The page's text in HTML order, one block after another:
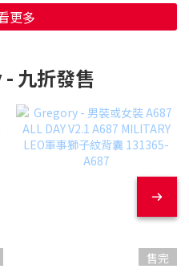
更多
九折發售
售完